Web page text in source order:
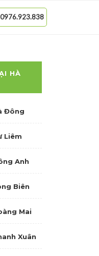
HÀ
Đông
Liêm
Anh
Biên
Mai
Xuân